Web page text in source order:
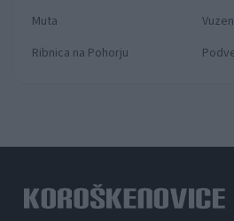
Muta
Ribnica na Pohorju